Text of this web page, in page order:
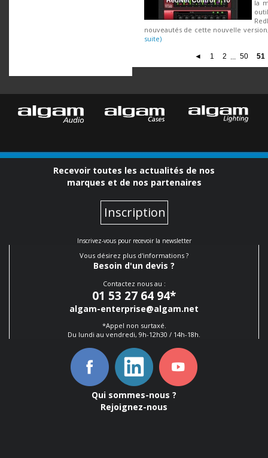
la
nouveautés de cette nouvelle
suite)
◄ 1 2 50 51
Recevoir toutes les actualités de nos
marques et de nos partenaires
Inscription
Inscrivez-vous pour recevoir la newsletter
Vous désirez plus d'informations ?
Besoin d'un devis ?
Contactez nous au :
01 53 27 64 94*
algam-enterprise@algam.net
*Appel non surtaxé.
Du lundi au vendredi, 9h-12h30 / 14h-18h.
Qui sommes-nous ?
Rejoignez-nous